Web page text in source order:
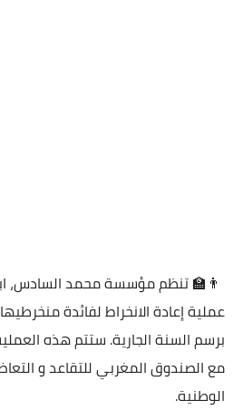
عملية إعادة الانخراط لفائدة
برسم السنة الجارية. ستتم هذه
مع الصندوق المغربي للتقاعد و
الوطنية.